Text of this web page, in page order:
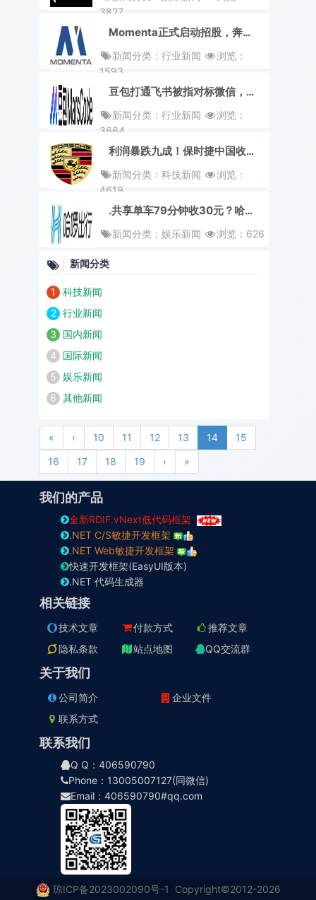
3827
Momenta正式启动招股，奔驰比亚迪出资4000万美元
新闻分类：行业新闻
浏览：
1593
豆包打通飞书被指对标微信，官方表态：没有该计划
新闻分类：行业新闻
浏览：
3664
利润暴跌九成！保时捷中国收缩战线，取消4家门店授权应对销量下滑
新闻分类：科技新闻
浏览：
4619
.共享单车79分钟收30元？哈啰客服：新车型成本超1200元
新闻分类：娱乐新闻
浏览：626
新闻分类
1
科技新闻
2 行业新闻
3
国内新闻
4
国际新闻
5
娱乐新闻
6
其他新闻
« First‹ Previous
10 11 12 13 14
15
16
17 18 19 › Next
»
我们的产品
全新RDIF.vNext低代码框架
.NET C/S敏捷开发框架
.NET Web敏捷开发框架
快速开发框架(EasyUI版本)
.NET 代码生成器
相关链接
技术文章 付款方式
推荐文章
隐私条款
站点地图 QQ交流群
关于我们
公司简介
企业文件
联系方式
联系我们
Q Q：406590790
Phone：13005007127(同微信)
Email：406590790#qq.com
琼ICP备2023002090号-1 Copyright©2012-2026